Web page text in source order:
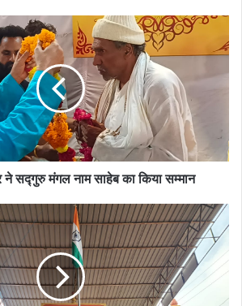
ने सद्गुरु मंगल नाम साहेब का किया सम्मान